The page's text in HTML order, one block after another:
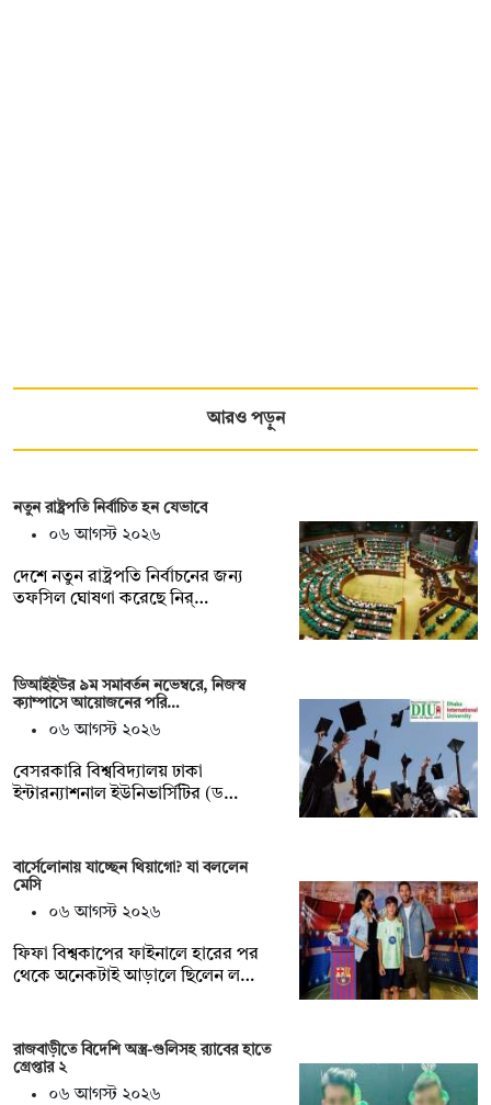
আরও পড়ুন
নতুন রাষ্ট্রপতি নির্বাচিত হন যেভাবে
০৬ আগস্ট ২০২৬
দেশে নতুন রাষ্ট্রপতি নির্বাচনের জন্য
তফসিল ঘোষণা করেছে নির্…
ডিআইইউর ৯ম সমাবর্তন নভেম্বরে, নিজস্ব
ক্যাম্পাসে আয়োজনের পরি…
০৬ আগস্ট ২০২৬
বেসরকারি বিশ্ববিদ্যালয় ঢাকা
ইন্টারন্যাশনাল ইউনিভার্সিটির (ড…
বার্সেলোনায় যাচ্ছেন থিয়াগো? যা বললেন
মেসি
০৬ আগস্ট ২০২৬
ফিফা বিশ্বকাপের ফাইনালে হারের পর
থেকে অনেকটাই আড়ালে ছিলেন ল…
রাজবাড়ীতে বিদেশি অস্ত্র-গুলিসহ র‍্যাবের হাতে
গ্রেপ্তার ২
০৬ আগস্ট ২০২৬